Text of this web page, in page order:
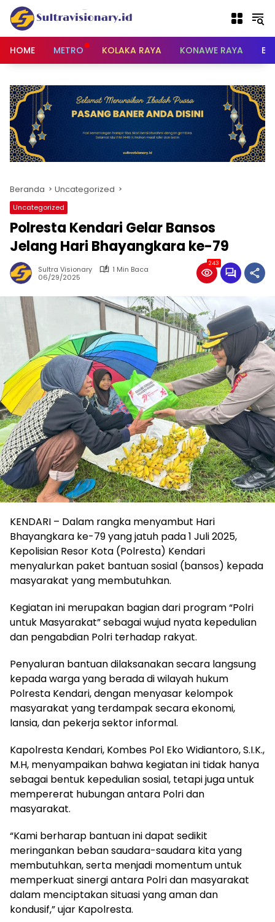
Langsung
konten
HOME
METRO KOLAKA RAYA KONAWE RAYA
Beranda Uncategorized
Uncategorized
Polresta Kendari Gelar Bansos
Jelang Hari Bhayangkara ke-79
Sultra Visionary
1 Min Baca
06/29/2025
243
KENDARI – Dalam rangka menyambut Hari
Bhayangkara ke-79 yang jatuh pada 1 Juli 2025,
Kepolisian Resor Kota (Polresta) Kendari
menyalurkan paket bantuan sosial (bansos) kepada
masyarakat yang membutuhkan.
Kegiatan ini merupakan bagian dari program “Polri
untuk Masyarakat” sebagai wujud nyata kepedulian
dan pengabdian Polri terhadap rakyat.
Penyaluran bantuan dilaksanakan secara langsung
kepada warga yang berada di wilayah hukum
Polresta Kendari, dengan menyasar kelompok
masyarakat yang terdampak secara ekonomi,
lansia, dan pekerja sektor informal.
Kapolresta Kendari, Kombes Pol Eko Widiantoro, S.I.K.,
M.H, menyampaikan bahwa kegiatan ini tidak hanya
sebagai bentuk kepedulian sosial, tetapi juga untuk
mempererat hubungan antara Polri dan
masyarakat.
“Kami berharap bantuan ini dapat sedikit
meringankan beban saudara-saudara kita yang
membutuhkan, serta menjadi momentum untuk
memperkuat sinergi antara Polri dan masyarakat
dalam menciptakan situasi yang aman dan
kondusif,” ujar Kapolresta.